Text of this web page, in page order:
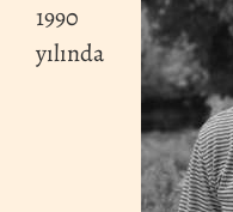
1990
yılında